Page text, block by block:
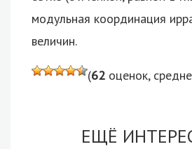
модульная координация
величин.
(62 оценок,
ЕЩЁ